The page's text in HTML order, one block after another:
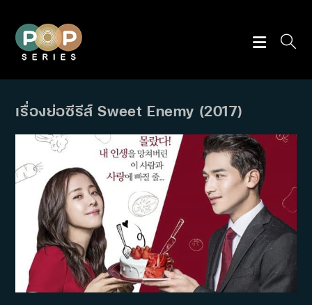
content
เรื่องย่อซีรีส์ Sweet Enemy (2017)